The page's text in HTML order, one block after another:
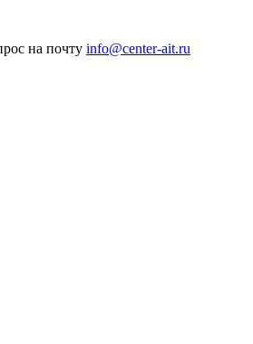
на почту info@center-ait.ru